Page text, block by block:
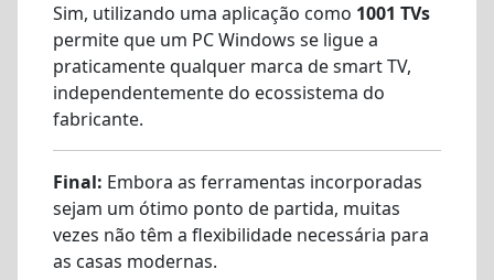
Sim, utilizando uma aplicação como 1001 TVs
permite que um PC Windows se ligue a
praticamente qualquer marca de smart TV,
independentemente do ecossistema do
fabricante.
Final: Embora as ferramentas incorporadas
sejam um ótimo ponto de partida, muitas
vezes não têm a flexibilidade necessária para
as casas modernas.